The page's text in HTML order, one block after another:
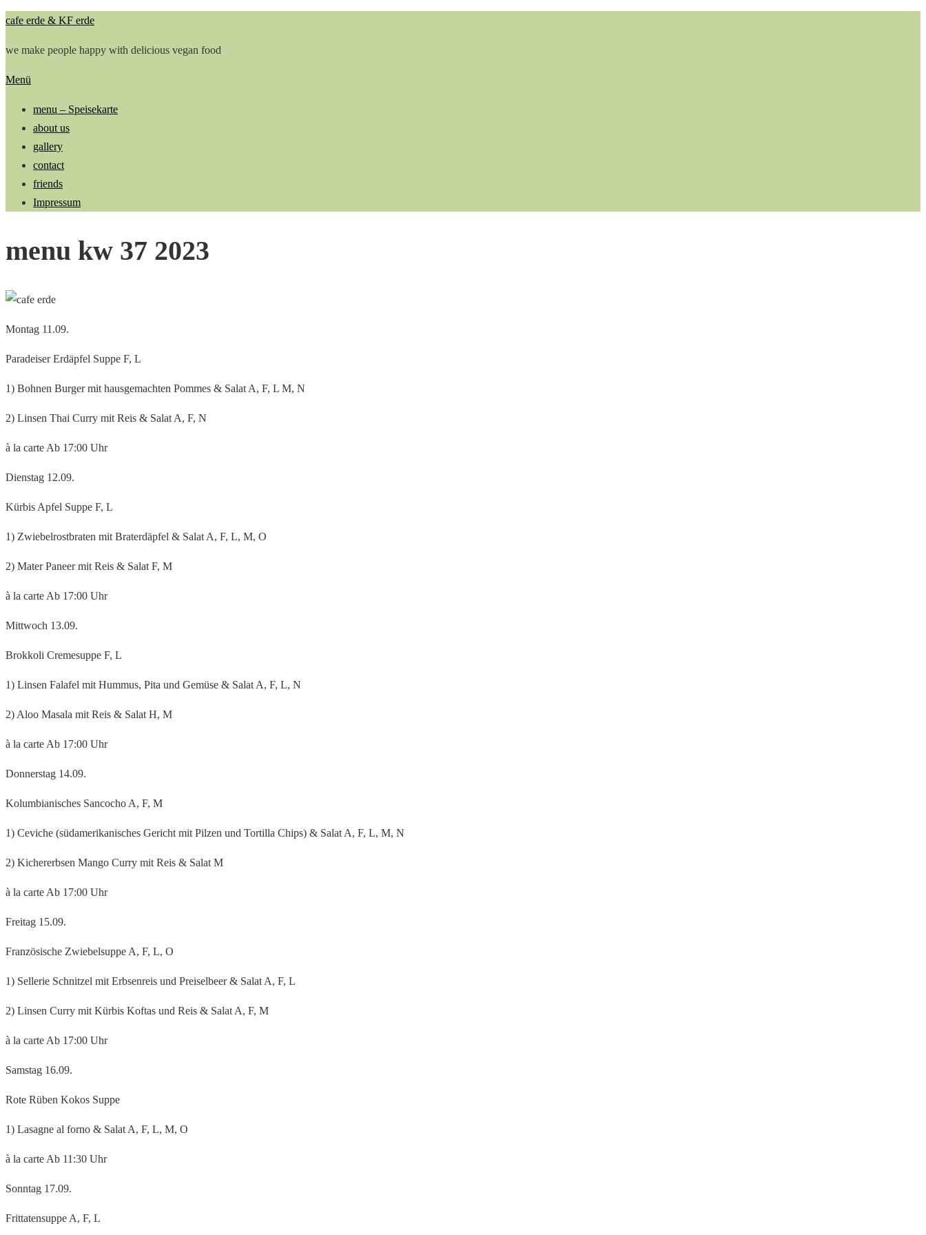
Zum
springen
cafe erde & KF erde
we make people happy with delicious vegan food
Menü
menu – Speisekarte
about us
gallery
contact
friends
Impressum
menu kw 37 2023
Montag 11.09.
Paradeiser Erdäpfel Suppe F, L
1) Bohnen Burger mit hausgemachten Pommes & Salat A, F, L M, N
2) Linsen Thai Curry mit Reis & Salat A, F, N
à la carte Ab 17:00 Uhr
Dienstag 12.09.
Kürbis Apfel Suppe F, L
1) Zwiebelrostbraten mit Braterdäpfel & Salat A, F, L, M, O
2) Mater Paneer mit Reis & Salat F, M
à la carte Ab 17:00 Uhr
Mittwoch 13.09.
Brokkoli Cremesuppe F, L
1) Linsen Falafel mit Hummus, Pita und Gemüse & Salat A, F, L, N
2) Aloo Masala mit Reis & Salat H, M
à la carte Ab 17:00 Uhr
Donnerstag 14.09.
Kolumbianisches Sancocho A, F, M
1) Ceviche (südamerikanisches Gericht mit Pilzen und Tortilla Chips) & Salat A, F, L, M, N
2) Kichererbsen Mango Curry mit Reis & Salat M
à la carte Ab 17:00 Uhr
Freitag 15.09.
Französische Zwiebelsuppe A, F, L, O
1) Sellerie Schnitzel mit Erbsenreis und Preiselbeer & Salat A, F, L
2) Linsen Curry mit Kürbis Koftas und Reis & Salat A, F, M
à la carte Ab 17:00 Uhr
Samstag 16.09.
Rote Rüben Kokos Suppe
1) Lasagne al forno & Salat A, F, L, M, O
à la carte Ab 11:30 Uhr
Sonntag 17.09.
Frittatensuppe A, F, L